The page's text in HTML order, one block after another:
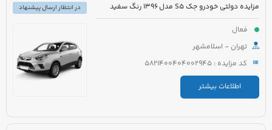
مزایده دولتی خودرو جک S5 مدل 1396 رنگ سفید
فعال
تهران - اسلامشهر
کد مزایده : 5821400404002945
اطلاعات بیشتر
در انتظار ارسال پیشنهاد